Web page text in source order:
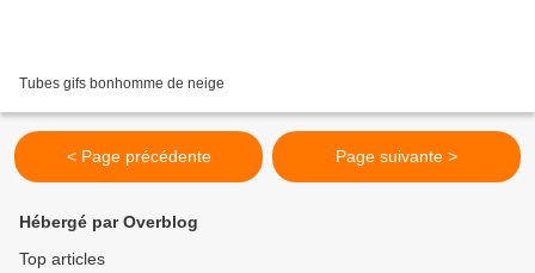
Tubes gifs bonhomme de neige
< Page précédente Page suivante >
Hébergé par Overblog
Top articles